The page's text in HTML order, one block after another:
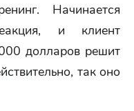
Начинается
и клиент
долларов решит
так оно